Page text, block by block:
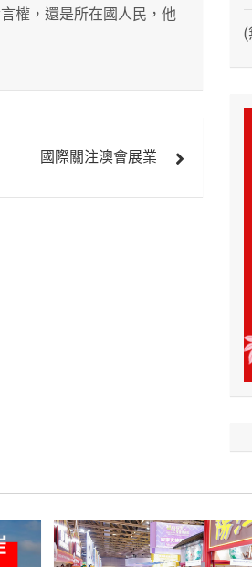
權，還是所在國人民，他
國際關注澳會展業
(